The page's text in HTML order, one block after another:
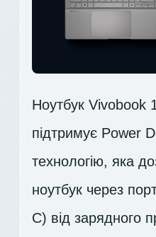
Ноутбук Vivobook
підтримує Power
технологію, яка
ноутбук через
C) від зарядного